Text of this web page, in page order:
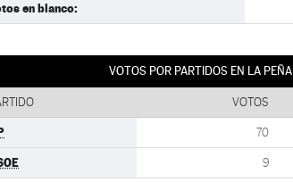
en blanco:
VOTOS POR PARTIDOS EN LA PEÑA
VOTOS
70
9